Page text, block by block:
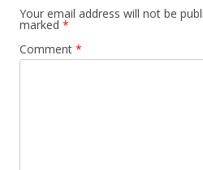
Your email address will not be
marked *
Comment *